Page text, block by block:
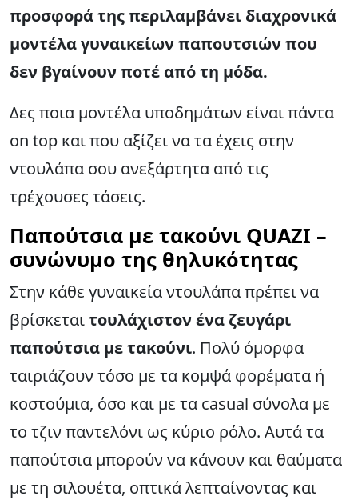
προσφορά της περιλαμβάνει διαχρονικά
μοντέλα γυναικείων παπουτσιών που
δεν βγαίνουν ποτέ από τη μόδα.
Δες ποια μοντέλα υποδημάτων είναι πάντα
on top και που αξίζει να τα έχεις στην
ντουλάπα σου ανεξάρτητα από τις
τρέχουσες τάσεις.
Παπούτσια με τακούνι QUAZI –
συνώνυμο της θηλυκότητας
Στην κάθε γυναικεία ντουλάπα πρέπει να
βρίσκεταιτουλάχιστον ένα ζευγάρι
παπούτσια με τακούνι. Πολύ όμορφα
ταιριάζουν τόσο με τα κομψά φορέματα ή
κοστούμια, όσο και με τα casual σύνολα με
το τζιν παντελόνι ως κύριο ρόλο. Αυτά τα
παπούτσια μπορούν να κάνουν και θαύματα
με τη σιλουέτα, οπτικά λεπταίνοντας και